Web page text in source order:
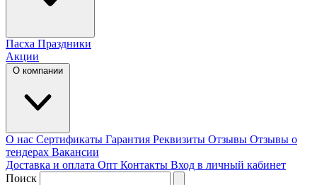
Пасха Праздники
Акции
О компании
О нас Сертификаты Гарантия Реквизиты Отзывы Отзывы о
тендерах Вакансии
Доставка и оплата Опт Контакты Вход в личный кабинет
Поиск